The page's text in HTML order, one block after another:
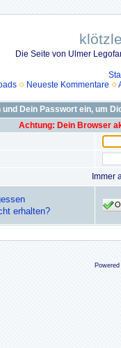
Die Seite von Ulmer
Neueste Kommentare
Dein Passwort ein, um
Achtung: Dein Browser
Immer
erhalten?